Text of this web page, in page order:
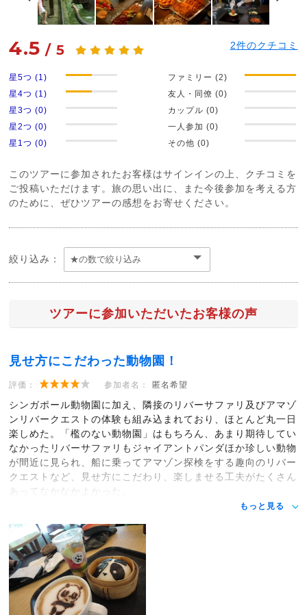
4.5 /5 2件のクチコミ
星5つ (1)
星4つ (1)
星3つ (0)
星2つ (0)
星1つ (0)
ファミリー (2)
友人・同僚 (0)
カップル (0)
一人参加 (0)
その他 (0)
このツアーに参加されたお客様はサインインの上、クチコミを
ご投稿いただけます。旅の思い出に、また今後参加を考える方
のために、ぜひツアーの感想をお寄せください。
絞り込み：
ツアーに参加いただいたお客様の声
見せ方にこだわった動物園！
評価： 参加者名： 匿名希望
シンガポール動物園に加え、隣接のリバーサファリ及びアマゾ
ンリバークエストの体験も組み込まれており、ほとんど丸一日
楽しめた。「檻のない動物園」はもちろん、あまり期待してい
なかったリバーサファリもジャイアントパンダほか珍しい動物
が間近に見られ、船に乗ってアマゾン探検をする趣向のリバー
クエストなど、見せ方にこだわり、楽しませる工夫がたくさん
あってなかなかよかった。
もっと見る